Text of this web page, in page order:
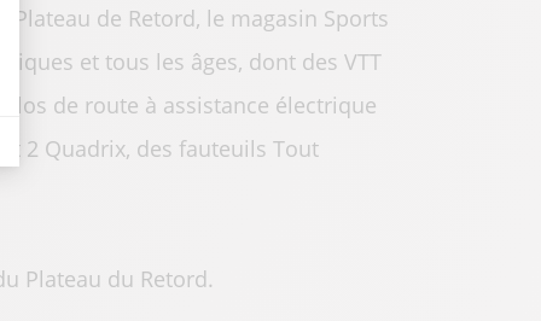
de Retord, le magasin Sports
et tous les âges, dont des VTT
de route à assistance électrique
2 Quadrix, des fauteuils Tout
Plateau du Retord.